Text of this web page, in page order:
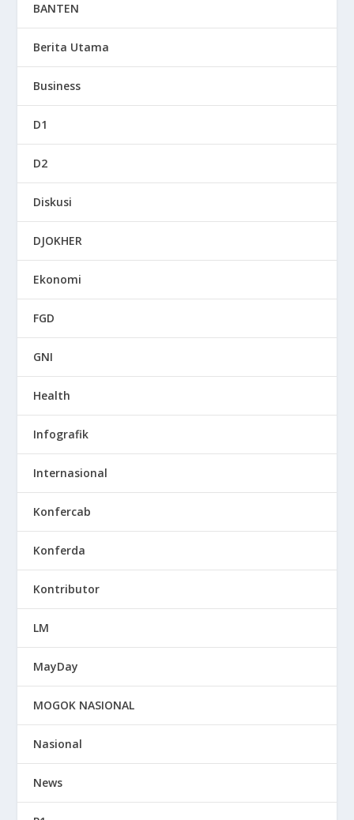
BANTEN
Berita Utama
Business
D1
D2
Diskusi
DJOKHER
Ekonomi
FGD
GNI
Health
Infografik
Internasional
Konfercab
Konferda
Kontributor
LM
MayDay
MOGOK NASIONAL
Nasional
News